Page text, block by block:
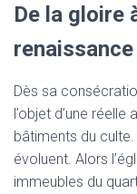
De la gloire
renaissance
Dès sa
l’objet d’une
bâtiments du
évoluent. Alors
immeubles du